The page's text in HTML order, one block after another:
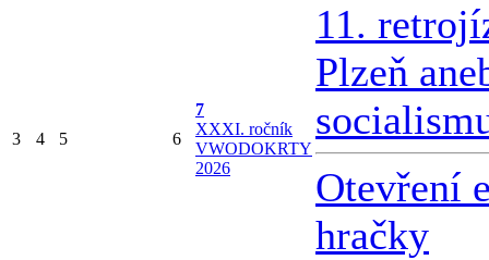
3 4 5 6
7
XXXI. ročník
VWODOKRTY
2026
11.
Plzeň
Otevření
hračky